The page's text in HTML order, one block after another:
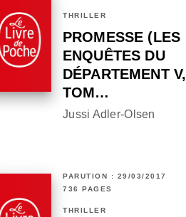
THRILLER
PROMESSE (LES
ENQUÊTES DU
DÉPARTEMENT V,
TOM…
Jussi Adler-Olsen
PARUTION : 29/03/2017
736 PAGES
THRILLER